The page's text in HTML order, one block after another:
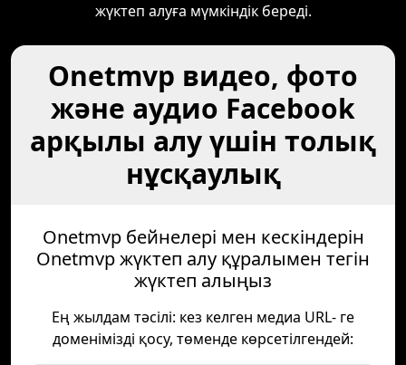
жүктеп алуға мүмкіндік береді.
Onetmvp видео, фото
және аудио Facebook
арқылы алу үшін толық
нұсқаулық
Onetmvp бейнелері мен кескіндерін
Onetmvp жүктеп алу құралымен тегін
жүктеп алыңыз
Ең жылдам тәсілі: кез келген медиа URL- ге
доменімізді қосу, төменде көрсетілгендей: